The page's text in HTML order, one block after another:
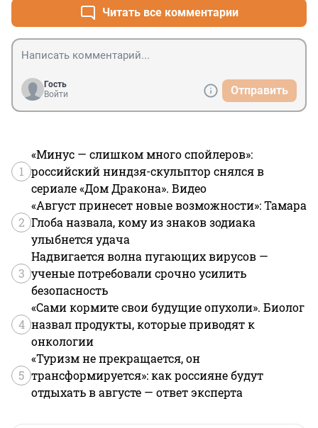
вылазить под машины!Читать все комментарии
Гость
Войти
Отправить
1
«Минус — слишком много спойлеров»:
российский ниндзя-скульптор снялся в
сериале «Дом Дракона». Видео
2
«Август принесет новые возможности»: Тамара
Глоба назвала, кому из знаков зодиака
улыбнется удача
3
Надвигается волна пугающих вирусов —
ученые потребовали срочно усилить
безопасность
4
«Сами кормите свои будущие опухоли». Биолог
назвал продукты, которые приводят к
онкологии
5
«Туризм не прекращается, он
трансформируется»: как россияне будут
отдыхать в августе — ответ эксперта